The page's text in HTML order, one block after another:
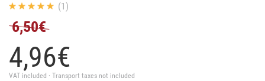
(1)
6,50€
4,96€
VAT included · Transport taxes not included